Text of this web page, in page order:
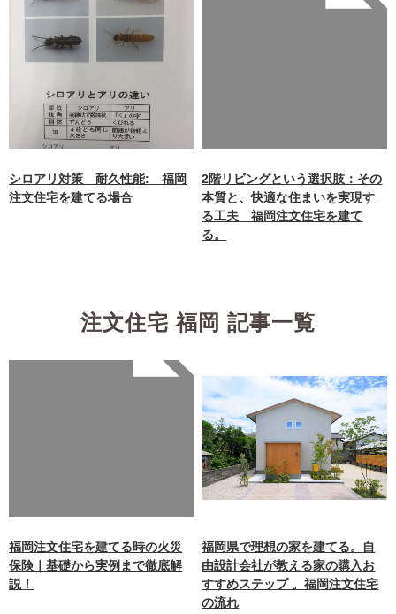
シロアリ対策 耐久性能: 福岡
注文住宅を建てる場合
content/themes/nagasaki/f
unctions.php
on line87
2階リビングという選択肢：その
本質と、快適な住まいを実現す
る工夫 福岡注文住宅を建て
る。
注文住宅 福岡 記事一覧
content/themes/nagasaki/f
unctions.phpon line 87
福岡注文住宅を建てる時の火災
保険｜基礎から実例まで徹底解
説！
福岡県で理想の家を建てる。自
由設計会社が教える家の購入お
すすめステップ 。福岡注文住宅
の流れ